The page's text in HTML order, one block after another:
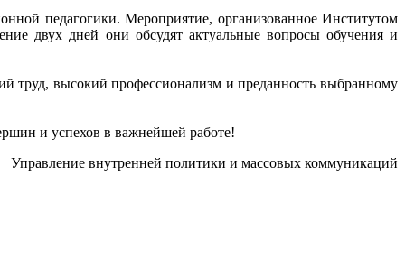
педагогики. Мероприятие, организованное Институтом
двух дней они обсудят актуальные вопросы обучения и
труд, высокий профессионализм и преданность выбранному
и успехов в важнейшей работе!
Управление внутренней политики и массовых коммуникаций